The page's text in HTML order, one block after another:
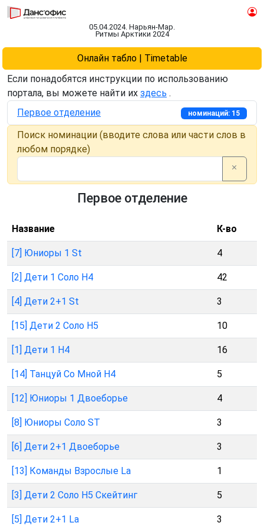
05.04.2024. Нарьян-Мар.
Ритмы Арктики 2024
Онлайн табло | Timetable
Если понадобятся инструкции по использованию
портала, вы можете найти их здесь .
Первое отделение
номинаций: 15
Поиск номинации (вводите слова или части слов в
любом порядке)
Первое отделение
Название К-во
[7] Юниоры 1 St 4
[2] Дети 1 Соло Н4 42
[4] Дети 2+1 St 3
[15] Дети 2 Соло Н5 10
[1] Дети 1 Н4 16
[14] Танцуй Со Мной Н4 5
[12] Юниоры 1 Двоеборье 4
[8] Юниоры Соло ST 3
[6] Дети 2+1 Двоеборье 3
[13] Команды Взрослые La 1
[3] Дети 2 Соло Н5 Скейтинг 5
[5] Дети 2+1 La 3